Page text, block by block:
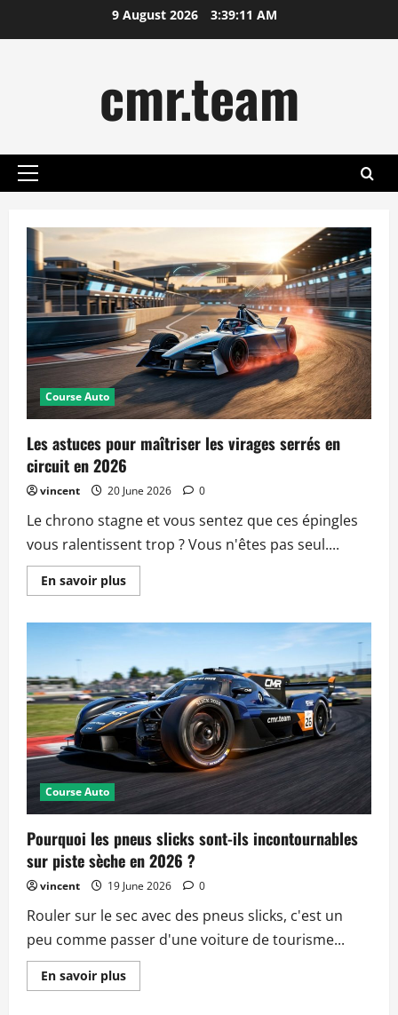
to
9 August 2026 3:39:12 AM
cmr.team
Primary
Course Auto
Les astuces pour maîtriser les virages serrés en
circuit en 2026
vincent 20 June 2026 0
Le chrono stagne et vous sentez que ces épingles
vous ralentissent trop ? Vous n'êtes pas seul....
En savoir plusRead
more
astuces
les
virages
serrés
en
circuit
en
2026
Course Auto
Pourquoi les pneus slicks sont-ils incontournables
sur piste sèche en 2026 ?
vincent 19 June 2026 0
Rouler sur le sec avec des pneus slicks, c'est un
peu comme passer d'une voiture de tourisme...
En savoir plusRead
more